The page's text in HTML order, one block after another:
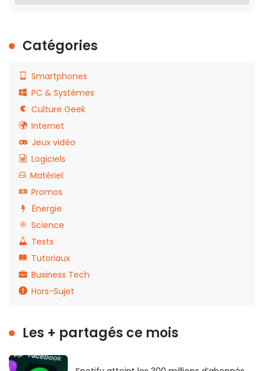
Catégories
Smartphones
PC & Systèmes
Culture Geek
Internet
Jeux vidéo
Logiciels
Matériel
Promos
Énergie
Science
Tests
Tutoriaux
Business Tech
Hors-Sujet
Les + partagés ce mois